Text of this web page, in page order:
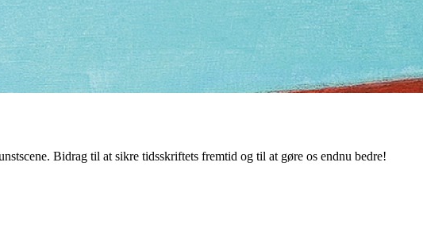
Bidrag til at sikre tidsskriftets fremtid og til at gøre os endnu bedre!